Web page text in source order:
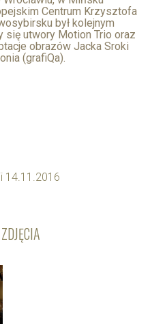
Centrum Krzysztofa
był kolejnym
się utwory Motion Trio oraz
obrazów Jacka Sroki
(grafiQa).
14.11.2016